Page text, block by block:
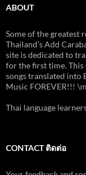
ABOUT
Some of the greatest
Thailand’s Add
site is dedicated to
for the first time. This
songs translated into
Music FOREVER!!!
Thai language
CONTACT ติดต่อ